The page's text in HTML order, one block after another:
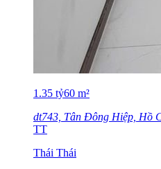
1.35 tỷ60 m²
dt743, Tân Đông Hiệp, Hồ
TT
Thái Thái